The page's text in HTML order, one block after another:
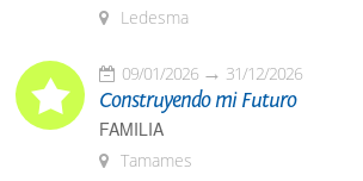
Ledesma
09/01/2026 31/12/2026
Construyendo mi Futuro
FAMILIA
Tamames